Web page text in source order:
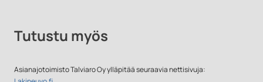
Tutustu myös
Asianajotoimisto Talviaro Oy ylläpitää seuraavia nettisivuja: